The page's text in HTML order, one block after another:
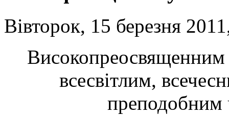
Вівторок, 15 березня
всесвітлим,
преподобним